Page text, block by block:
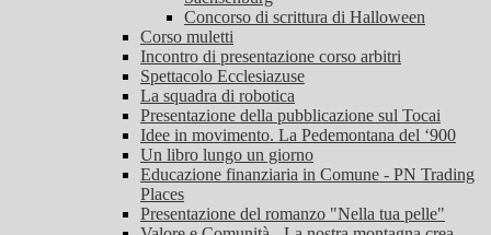
Concorso di scrittura di Halloween
Corso muletti
Incontro di presentazione corso arbitri
Spettacolo Ecclesiazuse
La squadra di robotica
Presentazione della pubblicazione sul Tocai
Idee in movimento. La Pedemontana del ‘900
Un libro lungo un giorno
Educazione finanziaria in Comune - PN Trading
Places
Presentazione del romanzo "Nella tua pelle"